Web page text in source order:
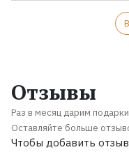
Отзывы
Раз в месяц дарим
Оставляйте больше
Чтобы добавить